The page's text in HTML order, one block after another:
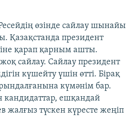
өзінде сайлау шынайы
Қазақстанда президент
қарап қарным ашты.
жоқ сайлау. Сайлау президент
күшейту үшін өтті. Бірақ
күмәнім бар.
ешқандай
жалғыз түскен күресте жеңіп